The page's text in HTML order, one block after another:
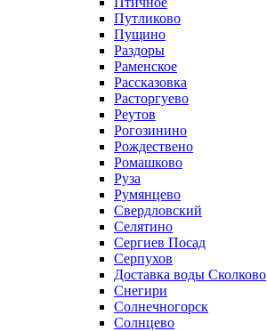
Путликово
Пущино
Раздоры
Раменское
Рассказовка
Расторгуево
Реутов
Рогозинино
Рождествено
Ромашково
Руза
Румянцево
Свердловский
Селятино
Сергиев Посад
Серпухов
Доставка воды Сколково
Снегири
Солнечногорск
Солнцево